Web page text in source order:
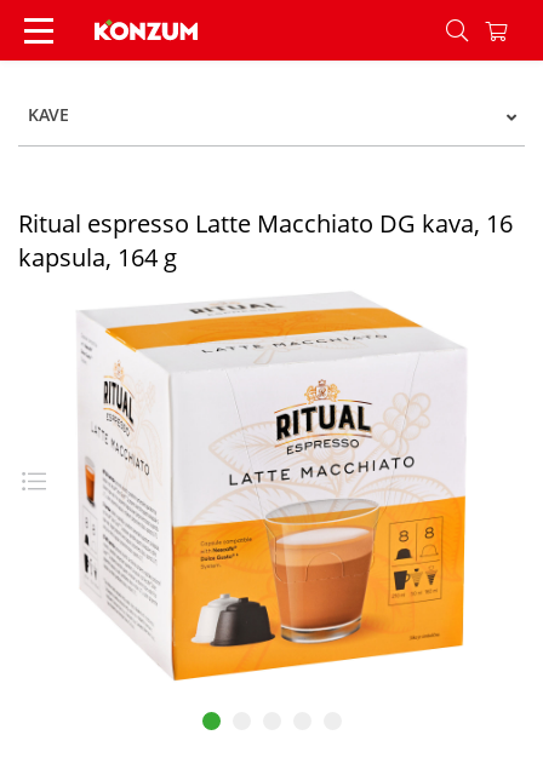
Ritual espresso Latte Macchiato DG kava, 16
KAVE
Ritual espresso Latte Macchiato DG kava, 16
kapsula, 164 g